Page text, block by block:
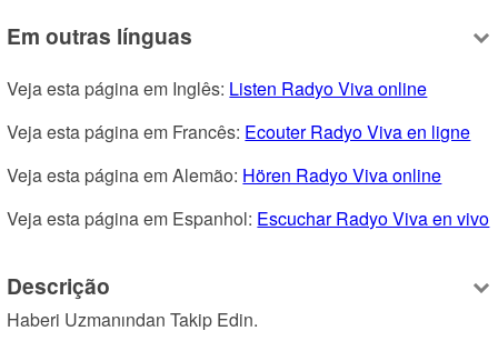
Em outras línguas
Veja esta página em Inglês: Listen Radyo Viva online
Veja esta página em Francês: Ecouter Radyo Viva en ligne
Veja esta página em Alemão: Hören Radyo Viva online
Veja esta página em Espanhol: Escuchar Radyo Viva en vivo
Descrição
Haberi Uzmanından Takip Edin.